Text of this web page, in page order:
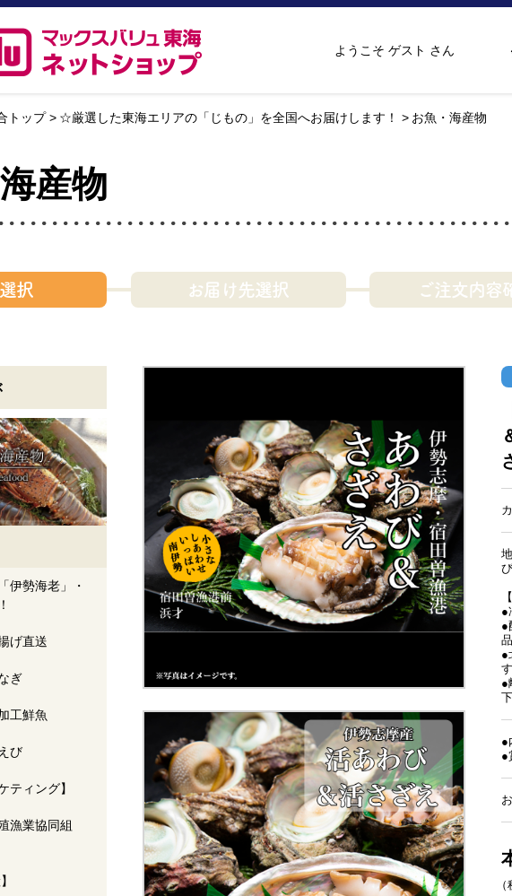
ようこそ ゲスト さん
トップ ☆厳選した東海エリアの「じもの」を全国へお届けします！ お魚・海産物
産物
択 お届け先選択 ご注文内容
伊勢海老」・
げ直送
ぎ
工鮮魚
び
ティング】
漁業協同組
●
●
●
す
●
●
●